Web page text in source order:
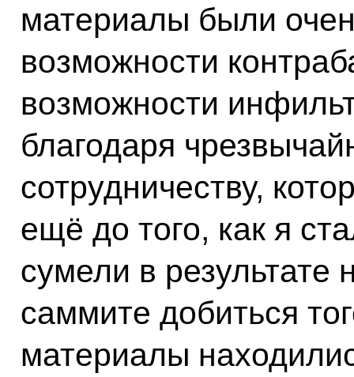
материалы были
возможности
возможности
благодаря
сотрудничеству,
ещё до того, как я
сумели в результате
саммите добиться
материалы